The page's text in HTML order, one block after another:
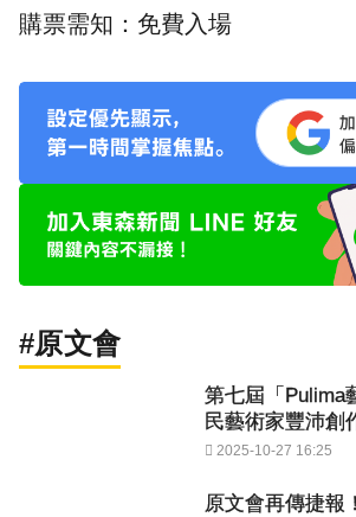
購票需知：免費入場
#原文會
第七屆「Pulima
民藝術家豐沛創
2025-10-27 16:25
原文會再傳捷報